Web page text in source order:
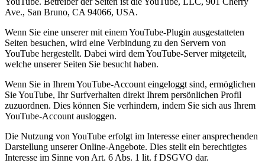
Ave., San Bruno, CA 94066, USA.
Wenn Sie eine unserer mit einem YouTube-Plugin ausgestatteten
Seiten besuchen, wird eine Verbindung zu den Servern von
YouTube hergestellt. Dabei wird dem YouTube-Server mitgeteilt,
welche unserer Seiten Sie besucht haben.
Wenn Sie in Ihrem YouTube-Account eingeloggt sind, ermöglichen
Sie YouTube, Ihr Surfverhalten direkt Ihrem persönlichen Profil
zuzuordnen. Dies können Sie verhindern, indem Sie sich aus Ihrem
YouTube-Account ausloggen.
Die Nutzung von YouTube erfolgt im Interesse einer ansprechenden
Darstellung unserer Online-Angebote. Dies stellt ein berechtigtes
Interesse im Sinne von Art. 6 Abs. 1 lit. f DSGVO dar.